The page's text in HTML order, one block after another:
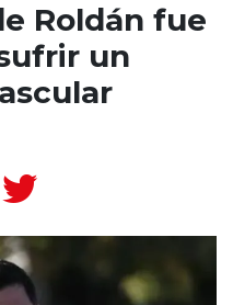
Roldán fue
un